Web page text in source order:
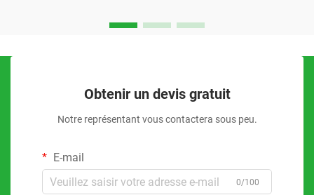
Obtenir un devis gratuit
Notre représentant vous contactera sous peu.
E-mail
0/100